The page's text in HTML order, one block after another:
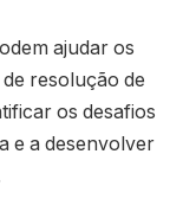
ajudar os
resolução de
os desafios
e a desenvolver